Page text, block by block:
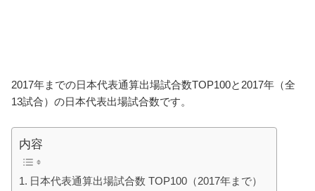
2017年までの日本代表通算出場試合数TOP100と2017年（全
13試合）の日本代表出場試合数です。
内容
日本代表通算出場試合数 TOP100（2017年まで）